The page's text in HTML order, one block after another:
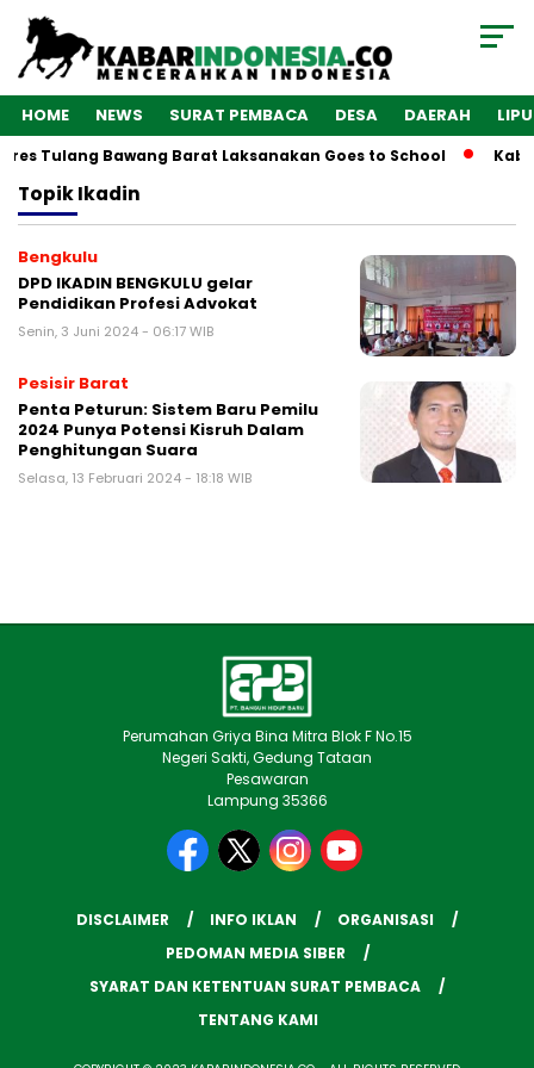
HOME NEWS SURAT PEMBACA DESA DAERAH
Tulang Bawang Barat Laksanakan Goes to School
TopikIkadin
Bengkulu
DPD IKADIN BENGKULU gelar
Pendidikan Profesi Advokat
Senin, 3 Juni 2024 - 06:17 WIB
Pesisir Barat
Penta Peturun: Sistem Baru Pemilu
2024 Punya Potensi Kisruh Dalam
Penghitungan Suara
Selasa, 13 Februari 2024 - 18:18 WIB
Perumahan Griya Bina Mitra Blok F No.15
Negeri Sakti, Gedung Tataan
Pesawaran
Lampung 35366
DISCLAIMER INFO IKLAN
ORGANISASI
PEDOMAN MEDIA SIBER
SYARAT DAN KETENTUAN SURAT PEMBACA
TENTANG KAMI